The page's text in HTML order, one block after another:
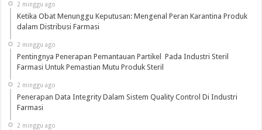
2 minggu ago
Ketika Obat Menunggu Keputusan: Mengenal Peran Karantina Produk
dalam Distribusi Farmasi
2 minggu ago
Pentingnya Penerapan Pemantauan Partikel Pada Industri Steril
Farmasi Untuk Pemastian Mutu Produk Steril
2 minggu ago
Penerapan Data Integrity Dalam Sistem Quality Control Di Industri
Farmasi
2 minggu ago